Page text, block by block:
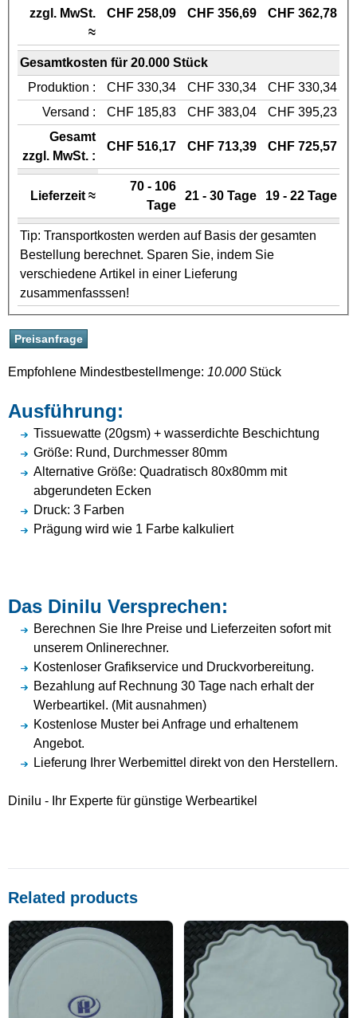
zzgl. MwSt.
≈
CHF 258,09 CHF 356,69 CHF 362,78
Gesamtkosten für 20.000 Stück
Produktion :
CHF 330,34 CHF 330,34
CHF 330,34
Versand :
CHF 185,83 CHF 383,04
CHF 395,23
Gesamt
zzgl. MwSt. :
CHF 516,17 CHF 713,39 CHF 725,57
Lieferzeit ≈
70 - 106
Tage
21 - 30 Tage 19 - 22 Tage
Tip: Transportkosten werden auf Basis der gesamten
Bestellung berechnet. Sparen Sie, indem Sie
verschiedene Artikel in einer Lieferung
zusammenfasssen!
Empfohlene Mindestbestellmenge: 10.000 Stück
Ausführung:
Tissuewatte (20gsm) + wasserdichte Beschichtung
Größe: Rund, Durchmesser 80mm
Alternative Größe: Quadratisch 80x80mm mit
abgerundeten Ecken
Druck: 3 Farben
Prägung wird wie 1 Farbe kalkuliert
Das Dinilu Versprechen:
Berechnen Sie Ihre Preise und Lieferzeiten sofort mit
unserem Onlinerechner.
Kostenloser Grafikservice und Druckvorbereitung.
Bezahlung auf Rechnung 30 Tage nach erhalt der
Werbeartikel. (Mit ausnahmen)
Kostenlose Muster bei Anfrage und erhaltenem
Angebot.
Lieferung Ihrer Werbemittel direkt von den Herstellern.
Dinilu - Ihr Experte für günstige Werbeartikel
Related products